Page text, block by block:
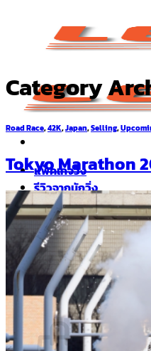
แพ็คเกจวิ่ง
รีวิวจากนักวิ่ง
คำถามที่พบบ่อย
ภาพความสำเร็จที่ผ่านมา
เกี่ยวกับเรา
0
Cart
Category
Road Race,42K,Japan,Selling,
Tokyo Marathon